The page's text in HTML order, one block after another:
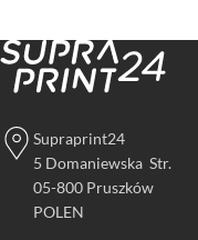
Supraprint24
5 Domaniewska Str.
05-800 Pruszków
POLEN